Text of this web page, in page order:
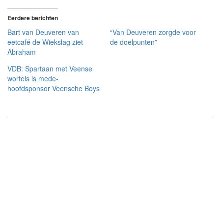
Eerdere berichten
Bart van Deuveren van
eetcafé de Wiekslag ziet
Abraham
“Van Deuveren zorgde voor
de doelpunten”
VDB: Spartaan met Veense
wortels is mede-
hoofdsponsor Veensche Boys